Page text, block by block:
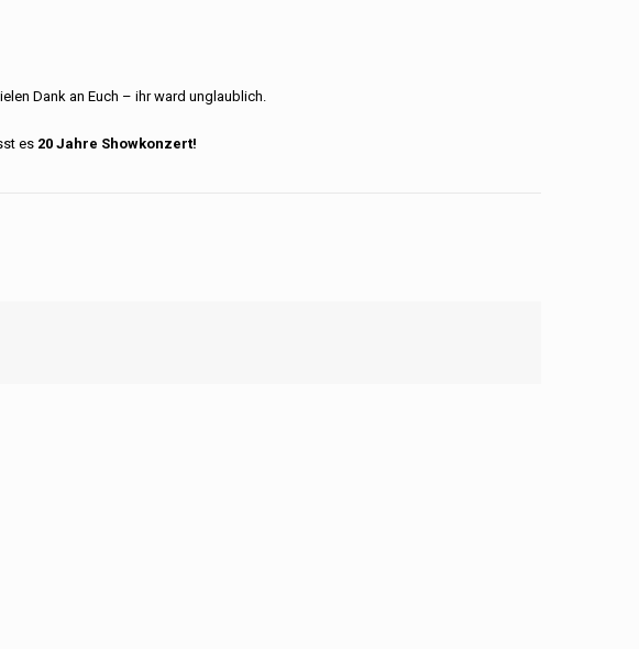
Dank an Euch – ihr ward unglaublich.
es 20 Jahre Showkonzert!